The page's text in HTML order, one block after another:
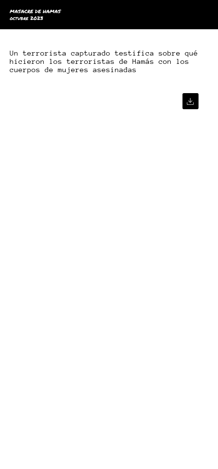
MASACRE DE HAMAS
octubre 2023
Un terrorista capturado testifica sobre qué
hicieron los terroristas de Hamás con los
cuerpos de mujeres asesinadas